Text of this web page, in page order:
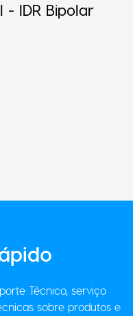
IDR Bipolar
Técnico, serviço
sobre produtos e